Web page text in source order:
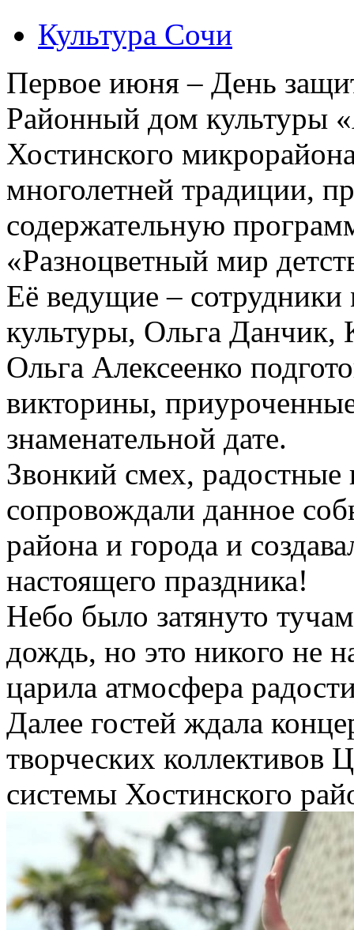
Культура Сочи
Первое июня – День
Районный дом культуры
Хостинского
многолетней традиции,
содержательную
«Разноцветный мир
Её ведущие – сотрудники
культуры, Ольга Данчик,
Ольга Алексеенко
викторины,
знаменательной дате.
Звонкий смех,
сопровождали данное
района и города и
настоящего праздника!
Небо было затянуто
дождь, но это никого не
царила атмосфера
Далее гостей ждала
творческих коллективов
системы Хостинского